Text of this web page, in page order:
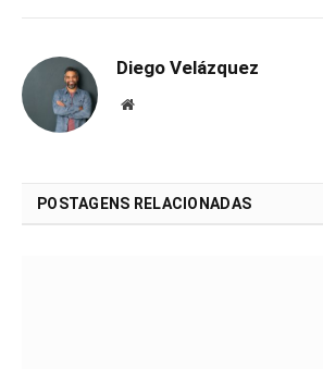
Diego Velázquez
Website
POSTAGENS RELACIONADAS